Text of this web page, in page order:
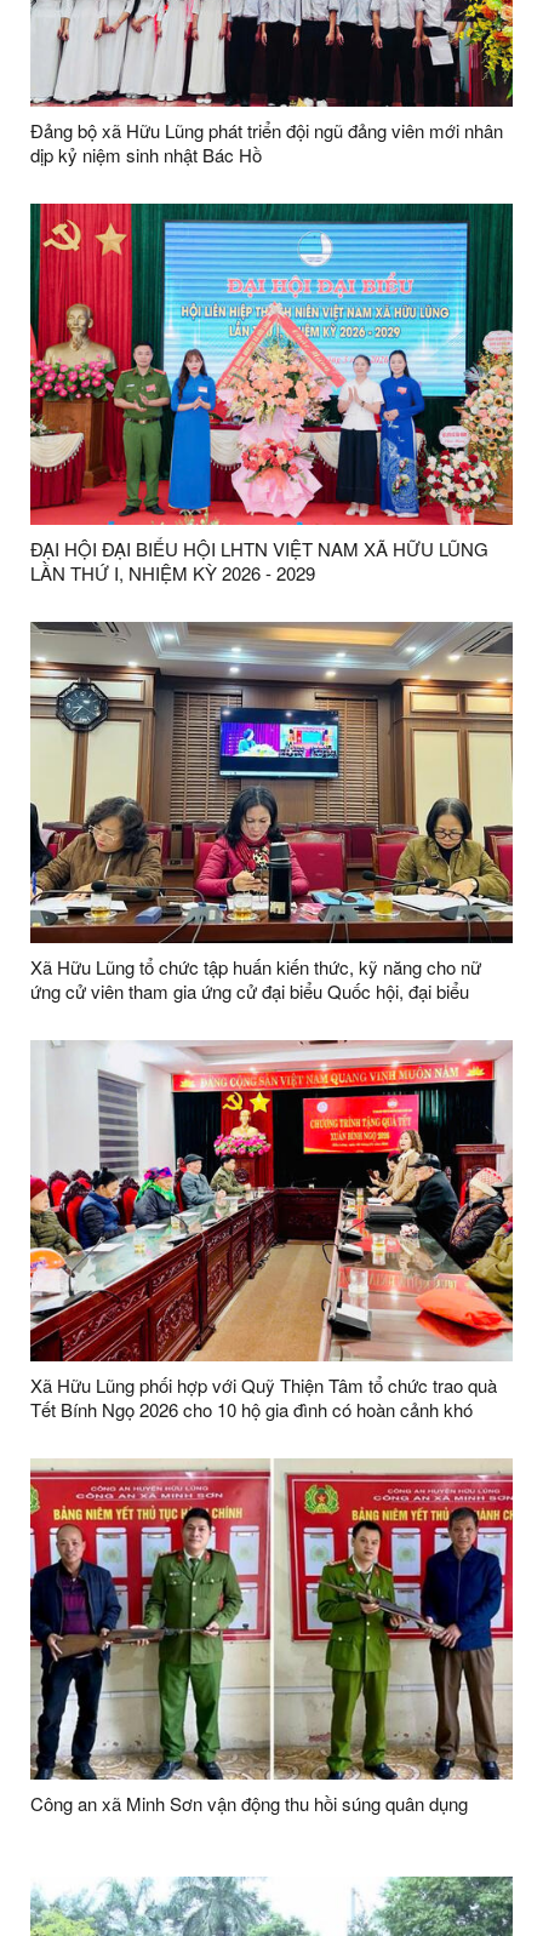
Đảng bộ xã Hữu Lũng phát triển đội ngũ đảng viên mới nhân
dịp kỷ niệm sinh nhật Bác Hồ
ĐẠI HỘI ĐẠI BIỂU HỘI LHTN VIỆT NAM XÃ HỮU LŨNG
LẦN THỨ I, NHIỆM KỲ 2026 - 2029
Xã Hữu Lũng tổ chức tập huấn kiến thức, kỹ năng cho nữ
ứng cử viên tham gia ứng cử đại biểu Quốc hội, đại biểu
Xã Hữu Lũng phối hợp với Quỹ Thiện Tâm tổ chức trao quà
Tết Bính Ngọ 2026 cho 10 hộ gia đình có hoàn cảnh khó
Công an xã Minh Sơn vận động thu hồi súng quân dụng